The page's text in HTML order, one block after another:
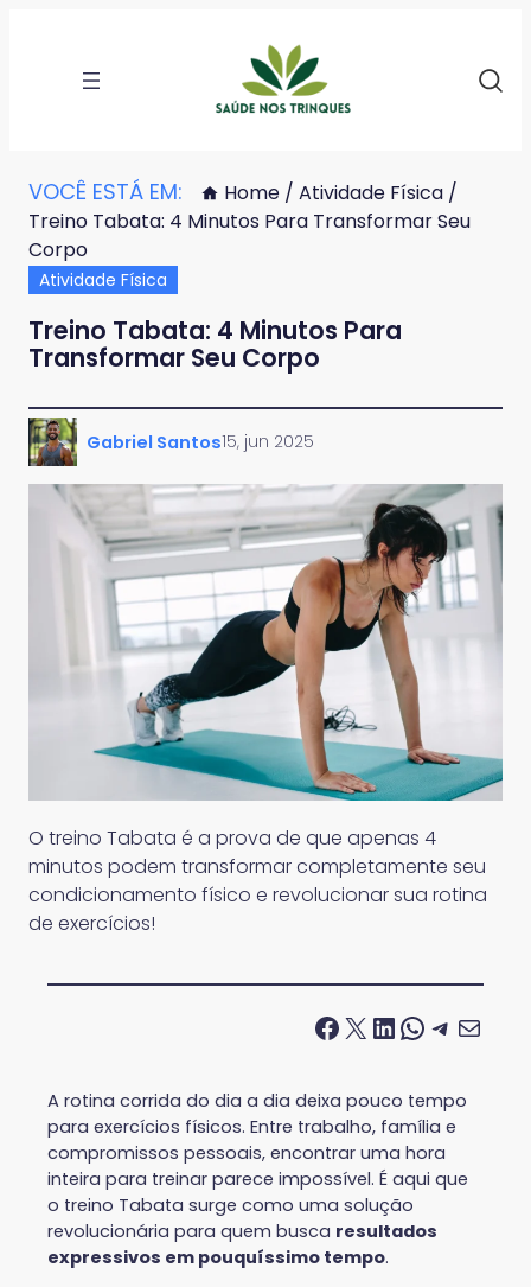
VOCÊ ESTÁ EM: Home / Atividade Física /
Treino Tabata: 4 Minutos Para Transformar Seu
Corpo
Atividade Física
Treino Tabata: 4 Minutos Para
Transformar Seu Corpo
Gabriel Santos15, jun 2025
O treino Tabata é a prova de que apenas 4
minutos podem transformar completamente seu
condicionamento físico e revolucionar sua rotina
de exercícios!
Facebook X LinkedIn WhatsApp Telegram E-mail
A rotina corrida do dia a dia deixa pouco tempo
para exercícios físicos. Entre trabalho, família e
compromissos pessoais, encontrar uma hora
inteira para treinar parece impossível. É aqui que
o treino Tabata surge como uma solução
revolucionária para quem busca resultados
expressivos em pouquíssimo tempo.